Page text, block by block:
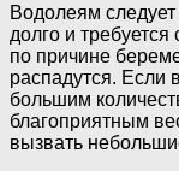
Водолеям
долго и
по причине
распадутся. Если
большим
благоприятным
вызвать